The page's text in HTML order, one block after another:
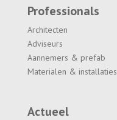
Professionals
Architecten
Adviseurs
Aannemers & prefab
Materialen & installaties
Actueel